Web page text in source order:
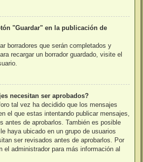
"Guardar" en la publicación de
borradores que serán completados y
recargar un borrador guardado, visite el
necesitan ser aprobados?
tal vez ha decidido que los mensajes
el que estas intentando publicar mensajes,
antes de aprobarlos. También es posible
haya ubicado en un grupo de usuarios
ser revisados antes de aprobarlos. Por
el administrador para más información al